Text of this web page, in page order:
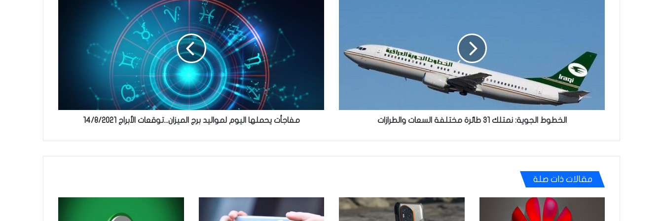
السعات
والطرازات
الخطوط الجوية: نمتلك 31 طائرة مختلفة السعات والطرازات مفاجأت يحملها اليوم لمواليد برج الميزان...توقعات الأبراج 14/8/2021
مقالات ذات صلة